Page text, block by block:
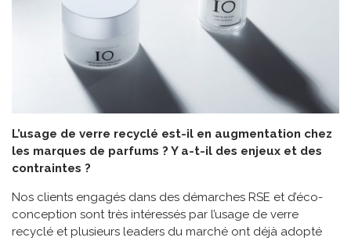
L’usage de verre recyclé est-il en augmentation chez
les marques de parfums ? Y a-t-il des enjeux et des
contraintes ?
Nos clients engagés dans des démarches RSE et d’éco-
conception sont très intéressés par l’usage de verre
recyclé et plusieurs leaders du marché ont déjà adopté